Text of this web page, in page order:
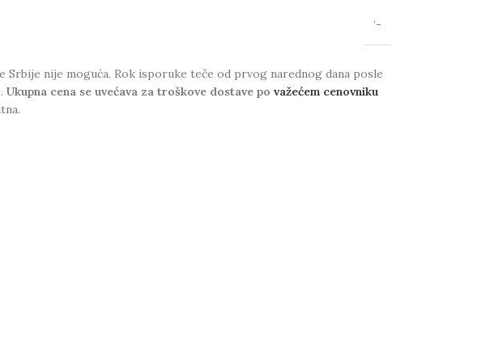
‘-
nije moguća. Rok isporuke teče od prvog narednog dana posle
Ukupna cena se uvećava za troškove dostave po važećem cenovniku